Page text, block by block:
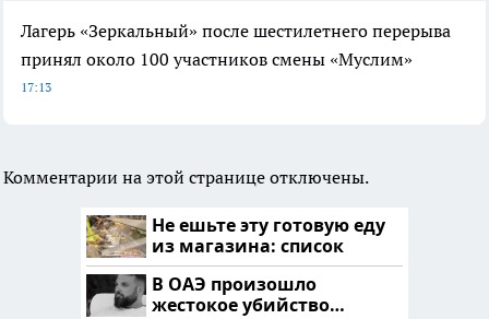
Лагерь «Зеркальный» после шестилетнего перерыва
принял около 100 участников смены «Муслим»
17:13
Комментарии на этой странице отключены.
Не ешьте эту готовую еду
из магазина: список
В ОАЭ произошло
жестокое убийство